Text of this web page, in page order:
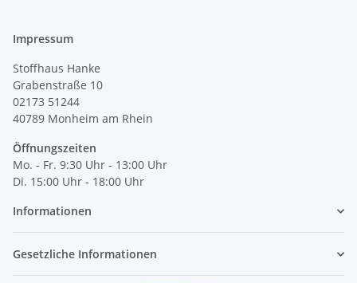
Impressum
Stoffhaus Hanke
Grabenstraße 10
02173 51244
40789 Monheim am Rhein
Öffnungszeiten
Mo. - Fr. 9:30 Uhr - 13:00 Uhr
Di. 15:00 Uhr - 18:00 Uhr
Informationen
Gesetzliche Informationen